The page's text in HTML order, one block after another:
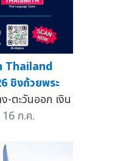
Thailand
ชิงถ้วยพระ
ตะวันออก เงิน
16 ก.ค.